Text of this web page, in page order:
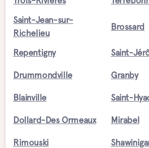
Saint-Jean-sur-
Richelieu
Brossard
Repentigny Saint-
Drummondville Granby
Blainville Saint-
Dollard-Des Ormeaux Mirabel
Rimouski